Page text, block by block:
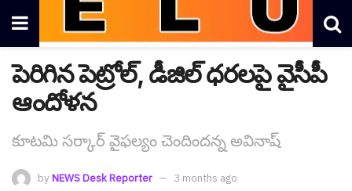
పెరిగిన పెట్రోల్, డీజిల్ ధ‌ర‌లపై వైసీపీ
ఆందోళ‌న
కూట‌మి స‌ర్కార్ వైఫ‌ల్యం చెందింద‌న్న అవినాష్
by NEWS Desk Reporter 3 months ago